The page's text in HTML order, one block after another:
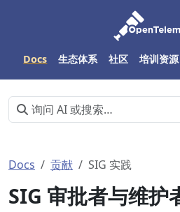
Docs 生态体系 社区 培训资源
Docs 贡献 SIG 实践
SIG 审批者与维护